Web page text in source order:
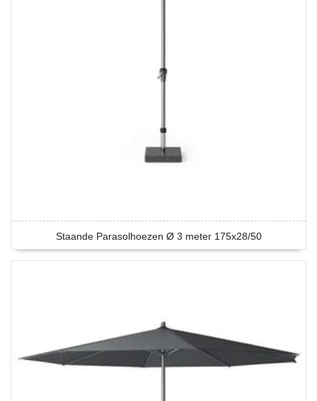
Staande Parasolhoezen Ø 3 meter 175x28/50